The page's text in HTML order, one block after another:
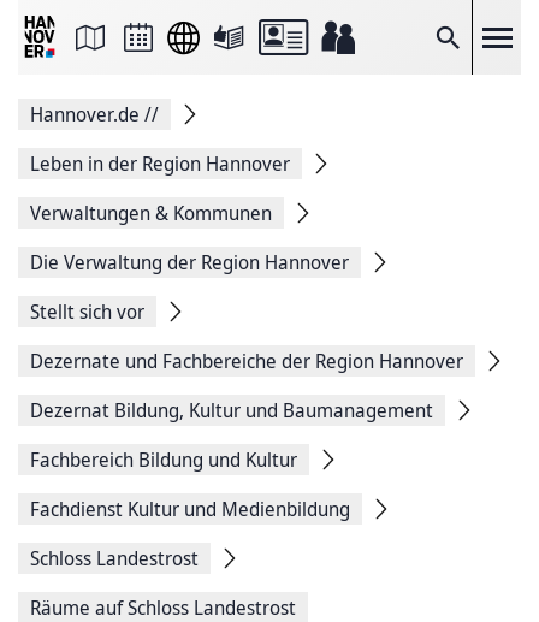
Suche
Seite
Facebook
teilen
Seitenlink
Seite
Hannover.de //
Leben in der Region Hannover
Verwaltungen & Kommunen
Die Verwaltung der Region Hannover
Stellt sich vor
Dezernate und Fachbereiche der Region Hannover
Dezernat Bildung, Kultur und Baumanagement
Fachbereich Bildung und Kultur
Fachdienst Kultur und Medienbildung
Schloss Landestrost
Räume auf Schloss Landestrost